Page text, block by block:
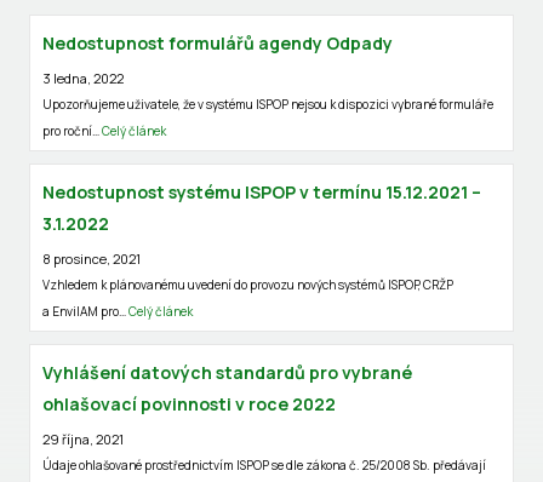
Nedostupnost formulářů agendy Odpady
3 ledna, 2022
Upozorňujeme uživatele, že v systému ISPOP nejsou k dispozici vybrané formuláře
pro roční…Celý článek
Nedostupnost systému ISPOP v termínu 15.12.2021 –
3.1.2022
8 prosince, 2021
Vzhledem k plánovanému uvedení do provozu nových systémů ISPOP, CRŽP
a EnviIAM pro…Celý článek
Vyhlášení datových standardů pro vybrané
ohlašovací povinnosti v roce 2022
29 října, 2021
Údaje ohlašované prostřednictvím ISPOP se dle zákona č. 25/2008 Sb. předávají